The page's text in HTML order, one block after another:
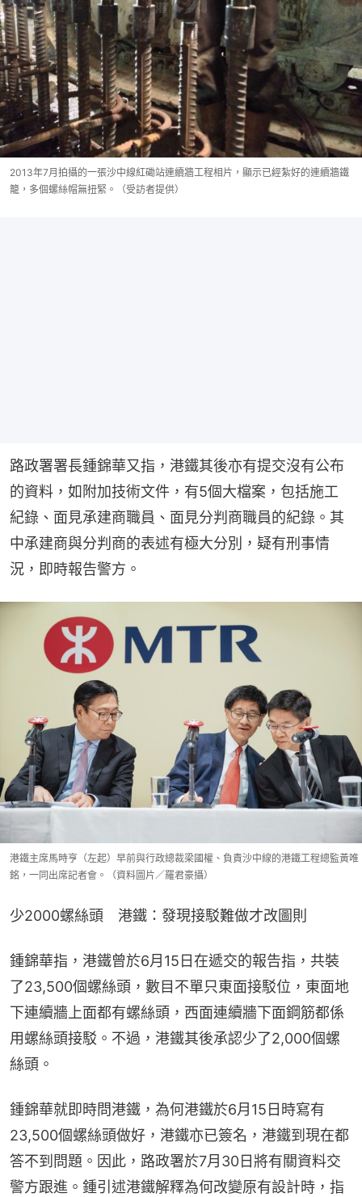
2013年7月拍攝的一張沙中線紅磡站連續牆工程相片，顯示已經紮好的連續牆鐵
籠，多個螺絲帽無扭緊。（受訪者提供）
路政署署長鍾錦華又指，港鐵其後亦有提交沒有公布
的資料，如附加技術文件，有5個大檔案，包括施工
紀錄、面見承建商職員、面見分判商職員的紀錄。其
中承建商與分判商的表述有極大分別，疑有刑事情
況，即時報告警方。
港鐵主席馬時亨（左起）早前與行政總裁梁國權、負責沙中線的港鐵工程總監黃唯
銘，一同出席記者會。（資料圖片／羅君豪攝）
少2000螺絲頭　港鐵：發現接駁難做​才改圖則
鍾錦華指，港鐵曾於6月15日在遞交的報告指，共裝
了23,500個螺絲頭，數目不單只東面接駁位，東面地
下連續牆上面都有螺絲頭，西面連續牆下面鋼筋都係
用螺絲頭接駁。不過，港鐵其後承認少了2,000個螺
絲頭。
鍾錦華就即時問港鐵，為何港鐵於6月15日時寫有
23,500個螺絲頭做好，港鐵亦已簽名，港鐵到現在都
答不到問題。因此，路政署於7月30日將有關資料交
警方跟進。鍾引述港鐵解釋為何改變原有設計時，指